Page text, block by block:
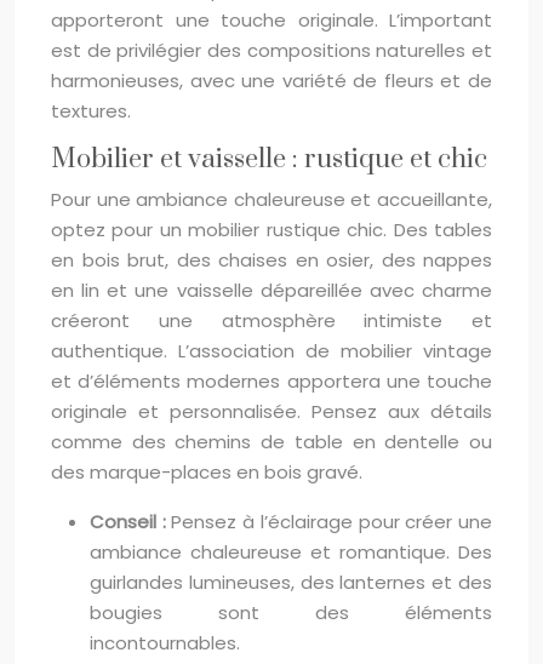
apporteront une touche originale. L’important
est de privilégier des compositions naturelles et
harmonieuses, avec une variété de fleurs et de
textures.
Mobilier et vaisselle : rustique et chic
Pour une ambiance chaleureuse et accueillante,
optez pour un mobilier rustique chic. Des tables
en bois brut, des chaises en osier, des nappes
en lin et une vaisselle dépareillée avec charme
créeront une atmosphère intimiste et
authentique. L’association de mobilier vintage
et d’éléments modernes apportera une touche
originale et personnalisée. Pensez aux détails
comme des chemins de table en dentelle ou
des marque-places en bois gravé.
Conseil :Pensez à l’éclairage pour créer une
ambiance chaleureuse et romantique. Des
guirlandes lumineuses, des lanternes et des
bougies sont des éléments
incontournables.